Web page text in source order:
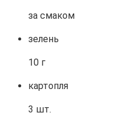
за смаком
зелень
10 г
картопля
3 шт.